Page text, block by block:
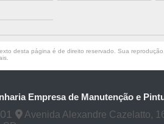
desta página é de direito reservado. Sua
Empresa de Manutenção e
Avenida Alexandre Cazelatto,